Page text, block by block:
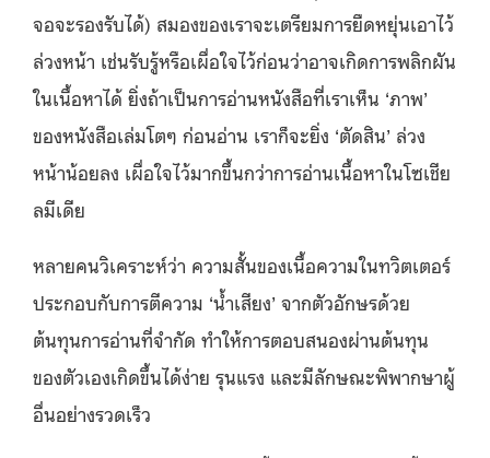
จอจะรองรับได้) สมองของเราจะเตรียมการยืดหยุ่นเอาไว้
ล่วงหน้า เช่นรับรู้หรือเผื่อใจไว้ก่อนว่าอาจเกิดการพลิกผัน
ในเนื้อหาได้ ยิ่งถ้าเป็นการอ่านหนังสือที่เราเห็น ‘ภาพ’
ของหนังสือเล่มโตๆ ก่อนอ่าน เราก็จะยิ่ง ‘ตัดสิน’ ล่วง
หน้าน้อยลง เผื่อใจไว้มากขึ้นกว่าการอ่านเนื้อหาในโซเชีย
ลมีเดีย
หลายคนวิเคราะห์ว่า ความสั้นของเนื้อความในทวิตเตอร์
ประกอบกับการตีความ ‘น้ำเสียง’ จากตัวอักษรด้วย
ต้นทุนการอ่านที่จำกัด ทำให้การตอบสนองผ่านต้นทุน
ของตัวเองเกิดขึ้นได้ง่าย รุนแรง และมีลักษณะพิพากษาผู้
อื่นอย่างรวดเร็ว